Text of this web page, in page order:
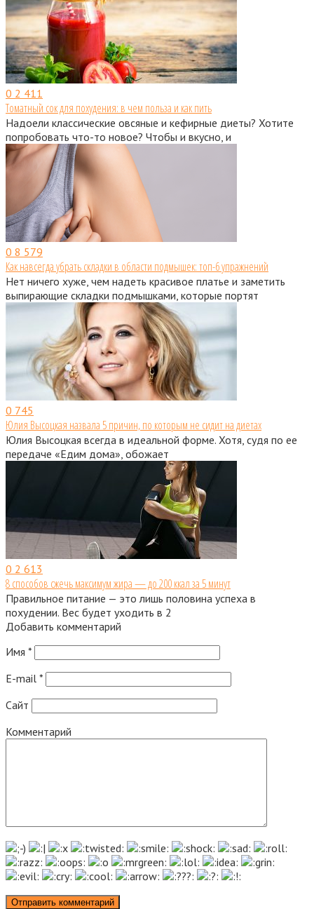
0 2 411
Томатный сок для похудения: в чем польза и как пить
Надоели классические овсяные и кефирные диеты? Хотите
попробовать что-то новое? Чтобы и вкусно, и
0 8 579
Как навсегда убрать складки в области подмышек: топ-6 упражнений
Нет ничего хуже, чем надеть красивое платье и заметить
выпирающие складки подмышками, которые портят
0 745
Юлия Высоцкая назвала 5 причин, по которым не сидит на диетах
Юлия Высоцкая всегда в идеальной форме. Хотя, судя по ее
передаче «Едим дома», обожает
0 2 613
8 способов сжечь максимум жира — до 200 ккал за 5 минут
Правильное питание — это лишь половина успеха в
похудении. Вес будет уходить в 2
Добавить комментарий
Имя *
E-mail *
Сайт
Комментарий